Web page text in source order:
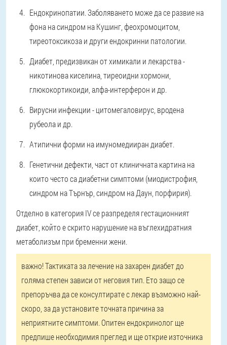
Ендокринопатии. Заболяването може да се развие на
фона на синдром на Кушинг, феохромоцитом,
тиреотоксикоза и други ендокринни патологии.
Диабет, предизвикан от химикали и лекарства -
никотинова киселина, тиреоидни хормони,
глюкокортикоиди, алфа-интерферон и др.
Вирусни инфекции - цитомегаловирус, вродена
рубеола и др.
Атипични форми на имуномедииран диабет.
Генетични дефекти, част от клиничната картина на
които често са диабетни симптоми (миодистрофия,
синдром на Търнър, синдром на Даун, порфирия).
Отделно в категория IV се разпределя гестационният
диабет, който е скрито нарушение на въглехидратния
метаболизъм при бременни жени.
важно!Тактиката за лечение на захарен диабет до
голяма степен зависи от неговия тип. Ето защо се
препоръчва да се консултирате с лекар възможно най-
скоро, за да установите точната причина за
неприятните симптоми. Опитен ендокринолог ще
предпише необходимия преглед и ще открие източника